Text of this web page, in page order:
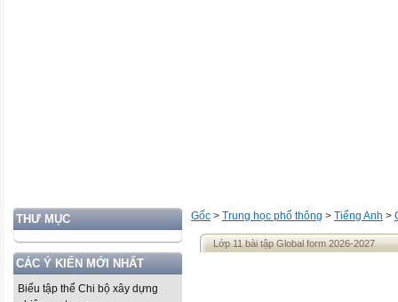
THƯ MỤC
CÁC Ý KIẾN MỚI NHẤT
Biểu tập thể Chi bộ xây dựng
Gốc > Trung học phổ thông > Tiếng Anh >
Lớp 11 bài tập Global form 2026-2027